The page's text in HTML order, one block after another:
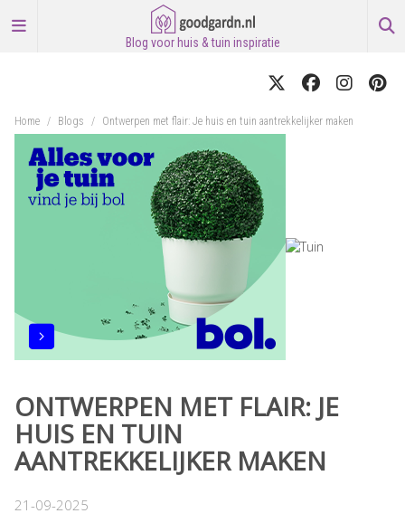
Blog voor huis & tuin inspiratie
Home / Blogs / Ontwerpen met flair: Je huis en tuin aantrekkelijker maken
ONTWERPEN MET FLAIR: JE
HUIS EN TUIN
AANTREKKELIJKER MAKEN
21-09-2025